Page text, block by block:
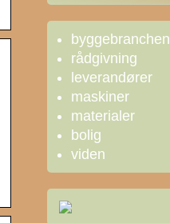
byggebranchen
rådgivning
leverandører
maskiner
materialer
bolig
viden